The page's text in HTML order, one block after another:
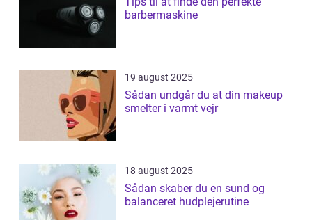
barbermaskine
19 august 2025
Sådan undgår du at din makeup
smelter i varmt vejr
18 august 2025
Sådan skaber du en sund og
balanceret hudplejerutine